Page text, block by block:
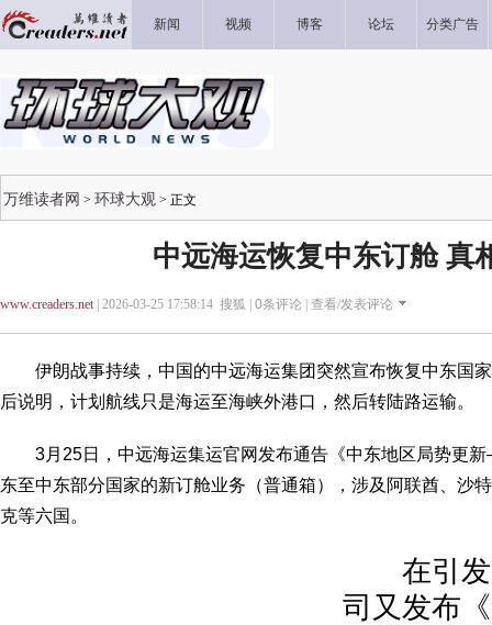
新闻 视频 博客 论坛 分类广告
万维读者网 > 环球大观 > 正文
中远海运恢复中东订舱 真
www.creaders.net| 2026-03-25 17:58:14 搜狐 | 0条评论 | 查看/发表评论
伊朗战事持续，中国的中远海运集团突然宣布恢复中东国家
后说明，计划航线只是海运至海峡外港口，然后转陆路运输。
3月25日，中远海运集运官网发布通告《中东地区局势更新
东至中东部分国家的新订舱业务（普通箱），涉及阿联酋、沙
克等六国。
在引发
司又发布